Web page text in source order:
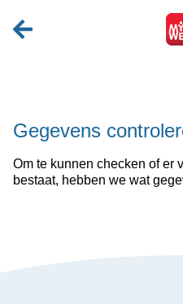
Gegevens
Om te kunnen checken of er
bestaat, hebben we wat